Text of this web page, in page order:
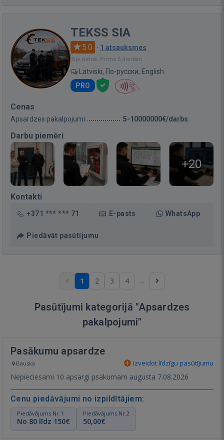
TEKSS SIA
5.0 · 1 atsauksmes
Bija vietnē: Pirms 5 dienām
Latviski, По-русски, English
PRO
Cenas
Apsardzes pakalpojumi 5-10000000€/darbs
Darbu piemēri
+20
Kontakti
+371 *** *** 71 E-pasts WhatsApp
Piedāvāt pasūtījumu
1 2 3 4 ...
Pasūtījumi kategorijā "Apsardzes
pakalpojumi"
Pasākumu apsardze
Bauska Izveidot līdzīgu pasūtījumu
Nepieciesami 10 apsargi psakumam augusta 7.08.2026
Cenu piedāvājumi no izpildītājiem:
Piedāvājums Nr.1
No 80 līdz 150€
Piedāvājums Nr.2
50,00€